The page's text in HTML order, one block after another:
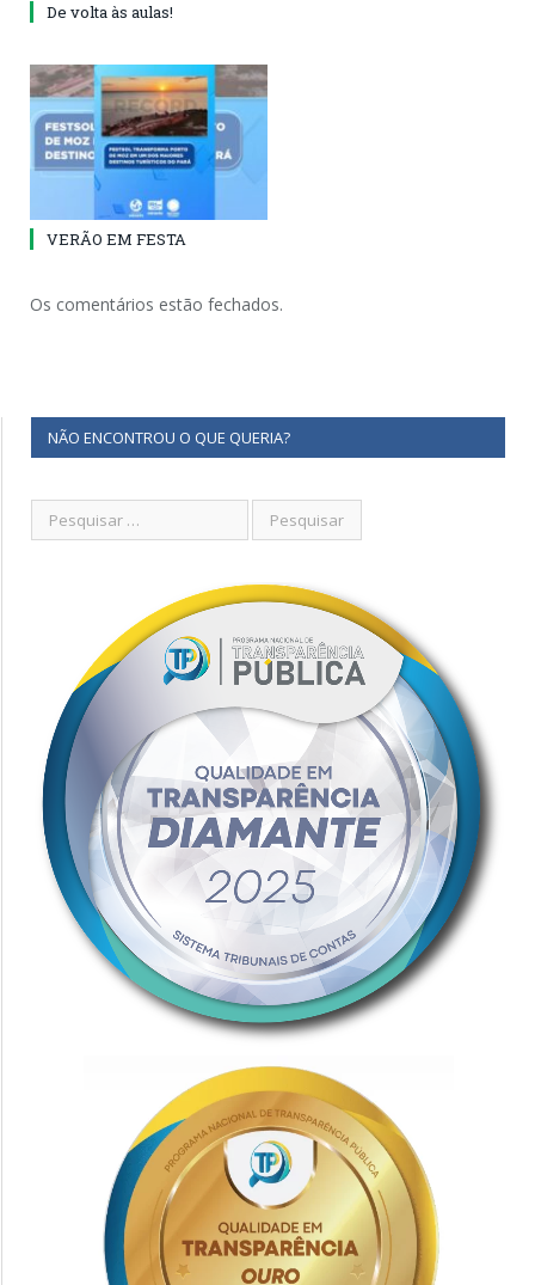
De volta às aulas!
VERÃO EM FESTA
Os comentários estão fechados.
NÃO ENCONTROU O QUE QUERIA?